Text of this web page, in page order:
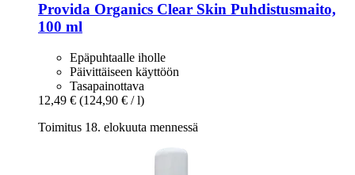
Provida Organics Clear Skin Puhdistusmaito,
100 ml
Epäpuhtaalle iholle
Päivittäiseen käyttöön
Tasapainottava
12,49 € (124,90 € / l)
Toimitus 18. elokuuta mennessä